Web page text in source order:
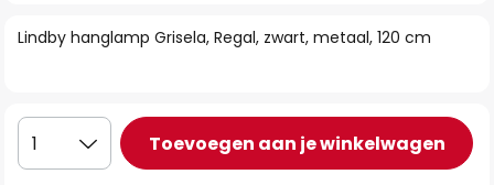
de
Lindby hanglamp Grisela, Regal, zwart, metaal, 120 cm
1 Toevoegen aan je winkelwagen